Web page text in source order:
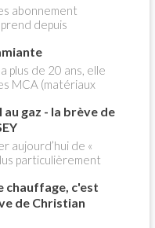
abonnement
depuis
Aujourd'hui
vous explique tout
sur la nouvelle
"heures
près de 15
!
plus de 20 ans, elle
MCA (matériaux
point dans notre
Amiante et
Christian Pessey
au gaz - la brève de
aujourd’hui de «
particulièrement
du fioul au profit du
chauffage, c'est
de Christian